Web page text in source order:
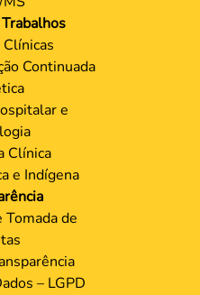
Continuada
e
Clínica
e Indígena
Tomada de
– LGPD